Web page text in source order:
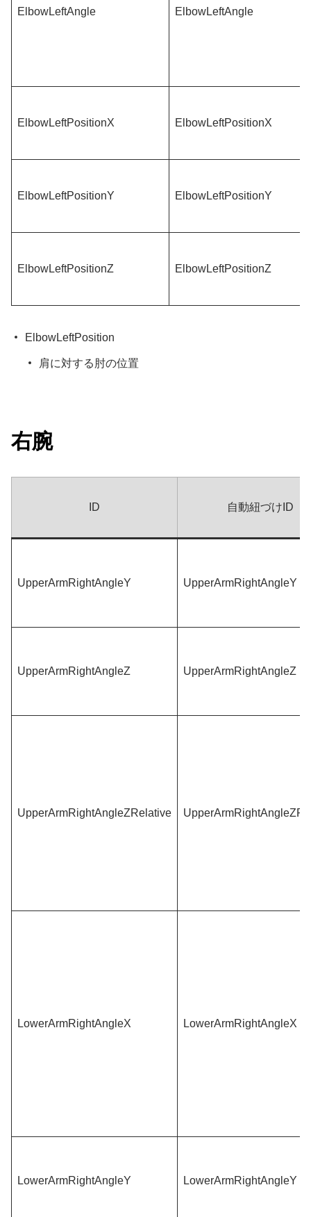
ElbowLeftAngle ElbowLeftAngle
ElbowLeftPositionX ElbowLeftPositionX
ElbowLeftPositionY ElbowLeftPositionY
ElbowLeftPositionZ ElbowLeftPositionZ
ElbowLeftPosition
肩に対する肘の位置
右腕
ID 自動紐づけID
UpperArmRightAngleY UpperArmRightAngleY
UpperArmRightAngleZ UpperArmRightAngleZ
UpperArmRightAngleZRelative
LowerArmRightAngleX LowerArmRightAngleX
LowerArmRightAngleY LowerArmRightAngleY